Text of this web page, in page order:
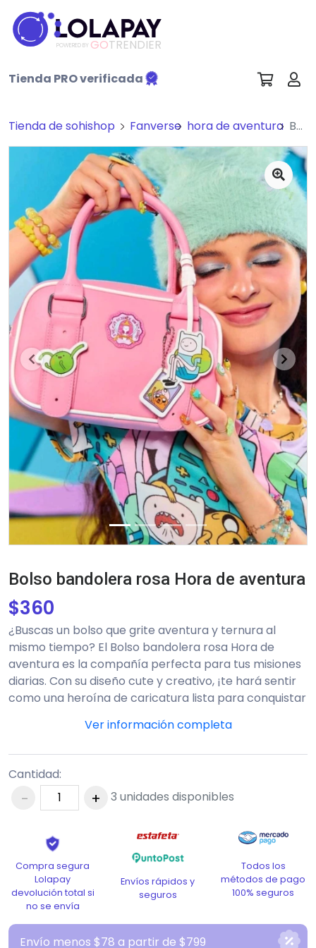
POWERED BY GOTRENDIER
Tienda PRO verificada
Tienda de sohishop Fanverse hora de aventura Bolso bandolera rosa Hora de aventura
Previous Next
Bolso bandolera rosa Hora de aventura
$360
¿Buscas un bolso que grite aventura y ternura al
mismo tiempo? El Bolso bandolera rosa Hora de
aventura es la compañía perfecta para tus misiones
diarias. Con su diseño cute y creativo, ¡te hará sentir
como una heroína de caricatura lista para conquistar
¡Atrévete a ser adorablemente práctica!
Cantidad:
- + 3 unidades disponibles
Compra segura
Lolapay
devolución total si
no se envía
Envíos rápidos y
seguros
Todos los
métodos de pago
100% seguros
Envío menos $78 a partir de $799